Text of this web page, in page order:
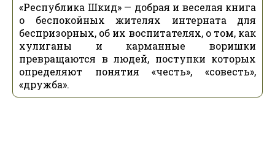
«Республика Шкид» — добрая и веселая книга
о беспокойных жителях интерната для
беспризорных, об их воспитателях, о том, как
хулиганы и карманные воришки
превращаются в людей, поступки которых
определяют понятия «честь», «совесть»,
«дружба».